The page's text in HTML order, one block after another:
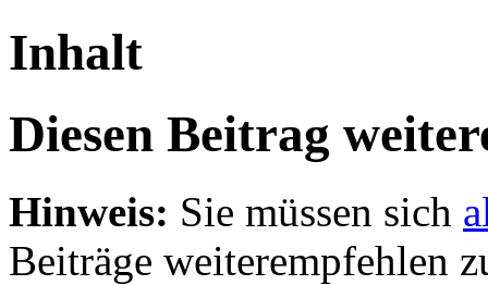
Inhalt
Diesen Beitrag
Hinweis: Sie müssen sich
Beiträge weiterempfehlen